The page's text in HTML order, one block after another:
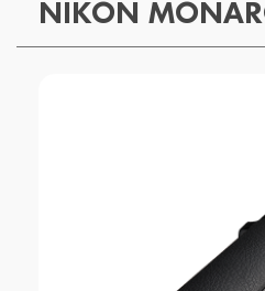
NIKON